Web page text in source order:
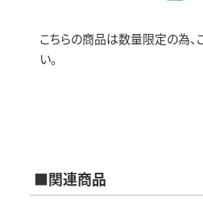
こちらの商品は数量限定の為
い。
■関連商品